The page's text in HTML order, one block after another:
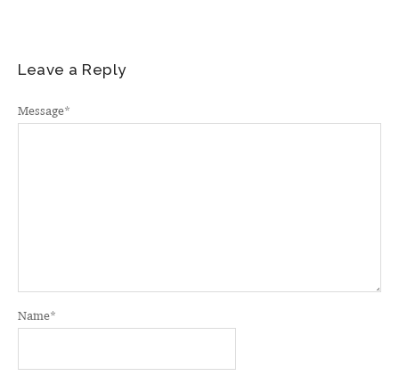
Leave a Reply
Message*
Name*